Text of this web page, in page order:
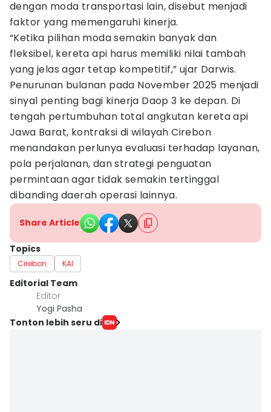
dengan moda transportasi lain, disebut menjadi
faktor yang memengaruhi kinerja.
“Ketika pilihan moda semakin banyak dan
fleksibel, kereta api harus memiliki nilai tambah
yang jelas agar tetap kompetitif,” ujar Darwis.
Penurunan bulanan pada November 2025 menjadi
sinyal penting bagi kinerja Daop 3 ke depan. Di
tengah pertumbuhan total angkutan kereta api
Jawa Barat, kontraksi di wilayah Cirebon
menandakan perlunya evaluasi terhadap layanan,
pola perjalanan, dan strategi penguatan
permintaan agar tidak semakin tertinggal
dibanding daerah operasi lainnya.
Share Article
Topics
Cirebon KAI
Editorial Team
Editor
Yogi Pasha
Tonton lebih seru di